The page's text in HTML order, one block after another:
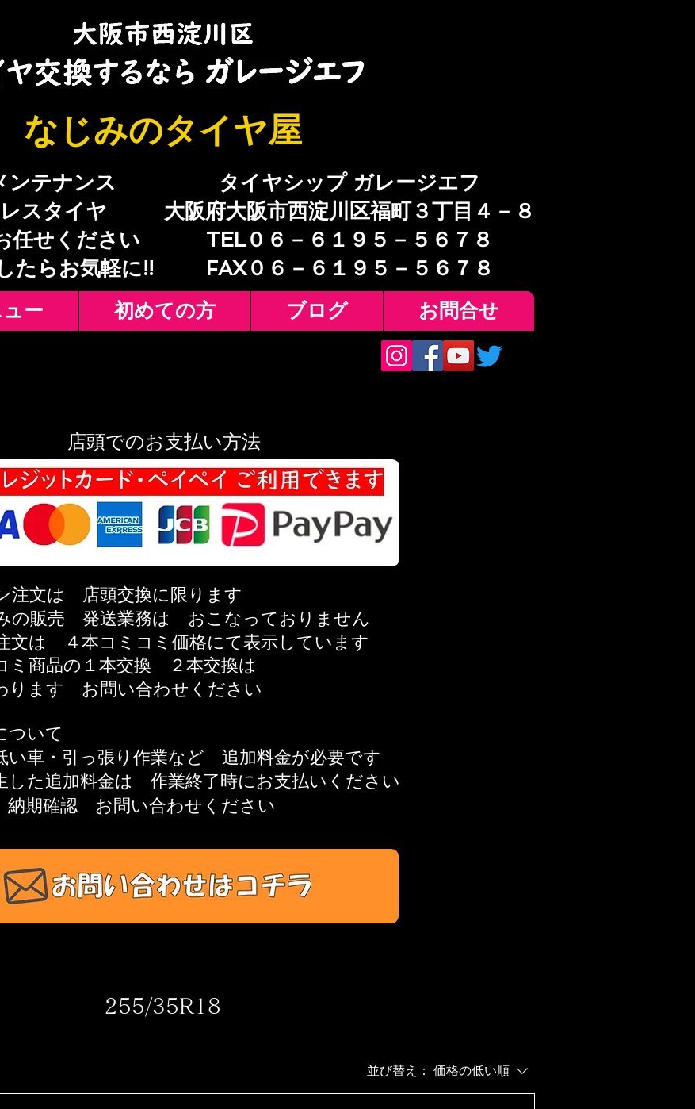
​なじみのタイヤ屋
ンテナンス
スタイヤ
任せください
たらお気軽に!!
​タイヤシップ ガレージエフ
大阪府大阪市西淀川区福町３丁目４－８
TEL０６－６１９５－５６７８
​FAX０６－６１９５－５６７８
ー 初めての方 ブログ お問合せ
店頭でのお支払い方法
注文は 店頭交換に限ります
の販売 発送業務は おこなっておりません
文は ４本コミコミ価格にて表示しています
ミ商品の １本交換 ２本交換は
ります お問い合わせください
ついて
い車・引っ張り作業​など 追加料金が必要です
した追加料金は 作業終了時にお支払いください
納期確認 お問い合わせください​
255/35R18
並び替え： 価格の低い順